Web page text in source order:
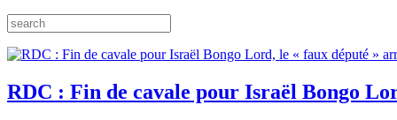
RDC : Fin de cavale pour Israël Bongo